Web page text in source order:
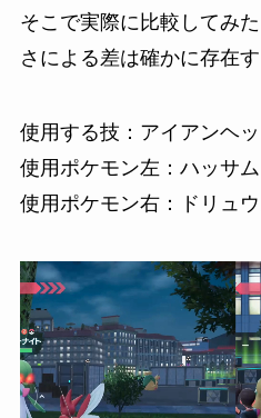
そこで実際に比較してみ
さによる差は確かに存在す
使用する技：アイアンヘッ
使用ポケモン左：ハッサム
使用ポケモン右：ドリュウ